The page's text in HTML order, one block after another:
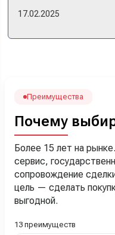
же день купили машину!
менеджеру Сергею,
17.02.2025
Преимущества
Почему
Более 15 лет на
сервис,
сопровождение
цель — сделать
выгодной.
13 преимуществ